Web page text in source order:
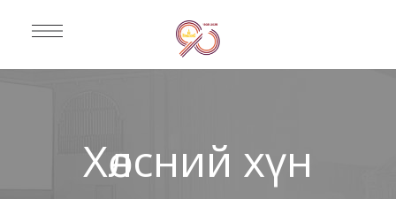
Хөлсний хүн